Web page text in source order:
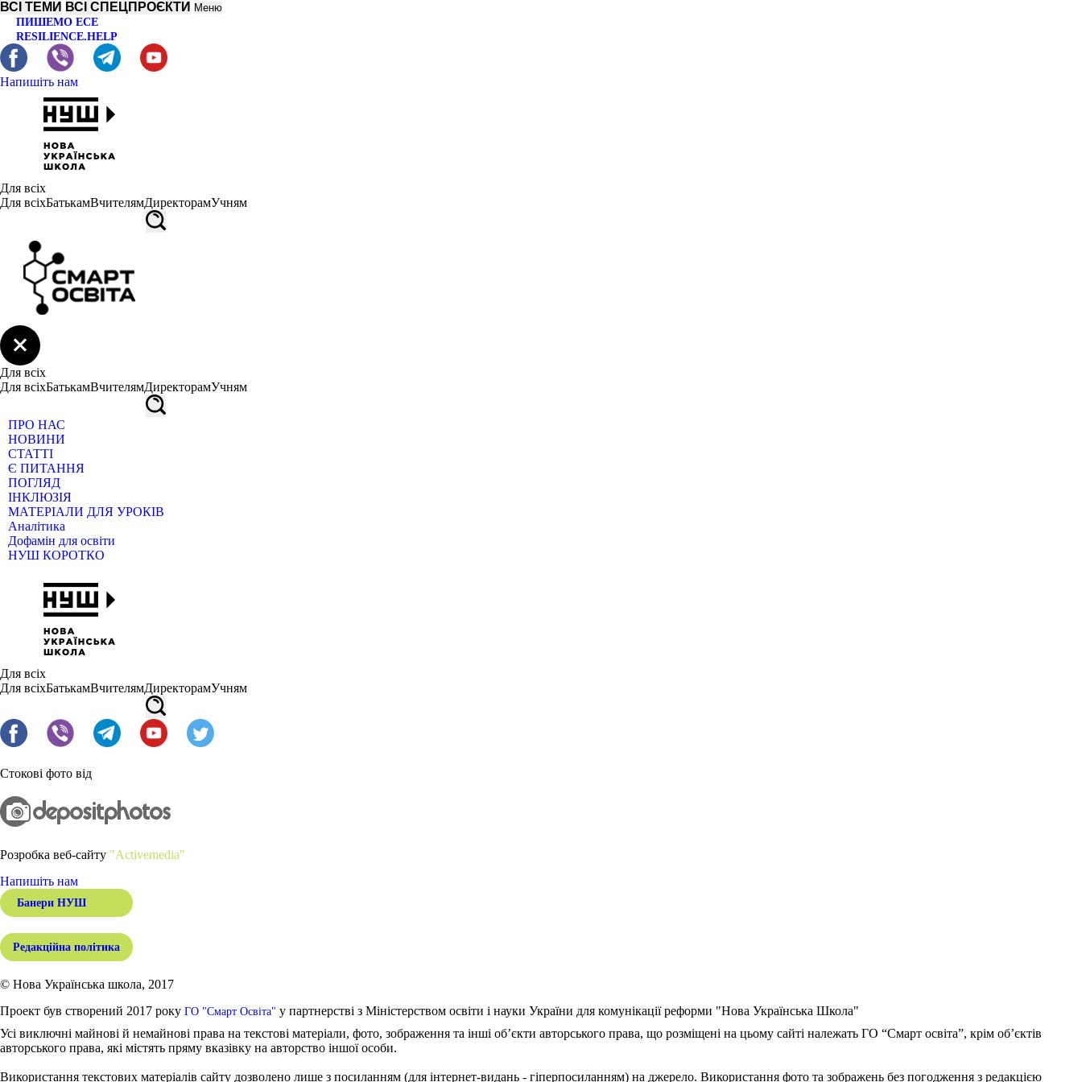
ВСІ ТЕМИ ВСІ СПЕЦПРОЄКТИ Меню
ПИШЕМО ЕСЕ
RESILIENCE.HELP
Напишіть нам
Для всіх
Для всіхБатькамВчителямДиректорамУчням
Для всіх
Для всіхБатькамВчителямДиректорамУчням
ПРО НАС
НОВИНИ
СТАТТІ
Є ПИТАННЯ
ПОГЛЯД
ІНКЛЮЗІЯ
МАТЕРІАЛИ ДЛЯ УРОКІВ
Аналітика
Дофамін для освіти
НУШ КОРОТКО
Для всіх
Для всіхБатькамВчителямДиректорамУчням
Стокові фото від
Розробка веб-сайту "Activemedia"
Напишіть нам
Банери НУШ
Редакційна політика
© Нова Українська школа, 2017
Проект був створений 2017 року ГО "Смарт Освіта" у партнерстві з Міністерством освіти і науки України для комунікації реформи "Нова Українська Школа"
Усі виключні майнові й немайнові права на текстові матеріали, фото, зображення та інші об’єкти авторського права, що розміщені на цьому сайті належать ГО “Смарт освіта”, крім об’єктів
авторського права, які містять пряму вказівку на авторство іншої особи.
Використання текстових матеріалів сайту дозволено лише з посиланням (для інтернет-видань - гіперпосиланням) на джерело. Використання фото та зображень без погодження з редакцією